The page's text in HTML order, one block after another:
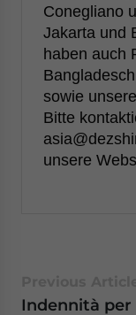
Conegliano
Jakarta und
haben auch
sowie
Bitte
unsere
Indennità per